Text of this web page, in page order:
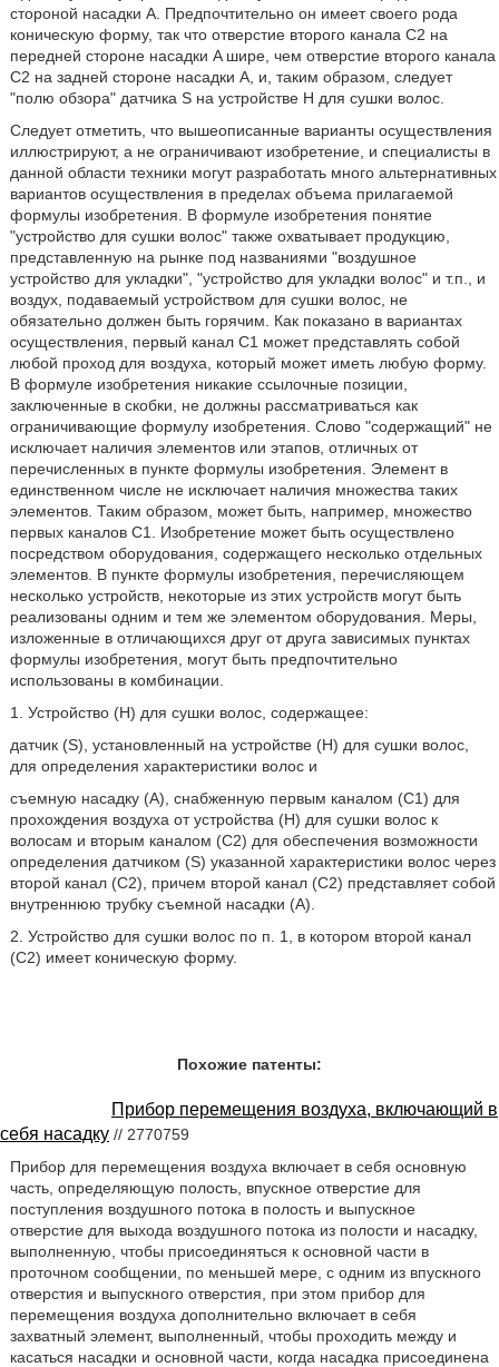
стороной насадки A. Предпочтительно он имеет своего рода
коническую форму, так что отверстие второго канала C2 на
передней стороне насадки A шире, чем отверстие второго канала
C2 на задней стороне насадки A, и, таким образом, следует
"полю обзора" датчика S на устройстве H для сушки волос.
Следует отметить, что вышеописанные варианты осуществления
иллюстрируют, а не ограничивают изобретение, и специалисты в
данной области техники могут разработать много альтернативных
вариантов осуществления в пределах объема прилагаемой
формулы изобретения. В формуле изобретения понятие
"устройство для сушки волос" также охватывает продукцию,
представленную на рынке под названиями "воздушное
устройство для укладки", "устройство для укладки волос" и т.п., и
воздух, подаваемый устройством для сушки волос, не
обязательно должен быть горячим. Как показано в вариантах
осуществления, первый канал C1 может представлять собой
любой проход для воздуха, который может иметь любую форму.
В формуле изобретения никакие ссылочные позиции,
заключенные в скобки, не должны рассматриваться как
ограничивающие формулу изобретения. Слово "содержащий" не
исключает наличия элементов или этапов, отличных от
перечисленных в пункте формулы изобретения. Элемент в
единственном числе не исключает наличия множества таких
элементов. Таким образом, может быть, например, множество
первых каналов С1. Изобретение может быть осуществлено
посредством оборудования, содержащего несколько отдельных
элементов. В пункте формулы изобретения, перечисляющем
несколько устройств, некоторые из этих устройств могут быть
реализованы одним и тем же элементом оборудования. Меры,
изложенные в отличающихся друг от друга зависимых пунктах
формулы изобретения, могут быть предпочтительно
использованы в комбинации.
1. Устройство (Н) для сушки волос, содержащее:
датчик (S), установленный на устройстве (Н) для сушки волос,
для определения характеристики волос и
съемную насадку (А), снабженную первым каналом (С1) для
прохождения воздуха от устройства (Н) для сушки волос к
волосам и вторым каналом (С2) для обеспечения возможности
определения датчиком (S) указанной характеристики волос через
второй канал (С2), причем второй канал (С2) представляет собой
внутреннюю трубку съемной насадки (А).
2. Устройство для сушки волос по п. 1, в котором второй канал
(С2) имеет коническую форму.
Похожие патенты:
Прибор перемещения воздуха, включающий в
себя насадку // 2770759
Прибор для перемещения воздуха включает в себя основную
часть, определяющую полость, впускное отверстие для
поступления воздушного потока в полость и выпускное
отверстие для выхода воздушного потока из полости и насадку,
выполненную, чтобы присоединяться к основной части в
проточном сообщении, по меньшей мере, с одним из впускного
отверстия и выпускного отверстия, при этом прибор для
перемещения воздуха дополнительно включает в себя
захватный элемент, выполненный, чтобы проходить между и
касаться насадки и основной части, когда насадка присоединена